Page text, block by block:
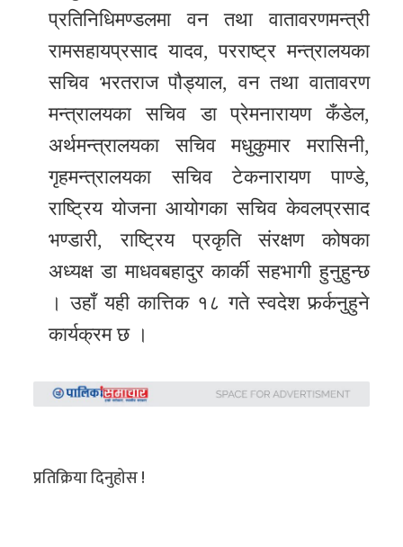
प्रतिनिधिमण्डलमा वन तथा वातावरणमन्त्री
रामसहायप्रसाद यादव, परराष्ट्र मन्त्रालयका
सचिव भरतराज पौड्याल, वन तथा वातावरण
मन्त्रालयका सचिव डा प्रेमनारायण कँडेल,
अर्थमन्त्रालयका सचिव मधुकुमार मरासिनी,
गृहमन्त्रालयका सचिव टेकनारायण पाण्डे,
राष्ट्रिय योजना आयोगका सचिव केवलप्रसाद
भण्डारी, राष्ट्रिय प्रकृति संरक्षण कोषका
अध्यक्ष डा माधवबहादुर कार्की सहभागी हुनुहुन्छ
। उहाँ यही कात्तिक १८ गते स्वदेश फर्र्कनुहुने
कार्यक्रम छ ।
प्रतिक्रिया दिनुहोस !